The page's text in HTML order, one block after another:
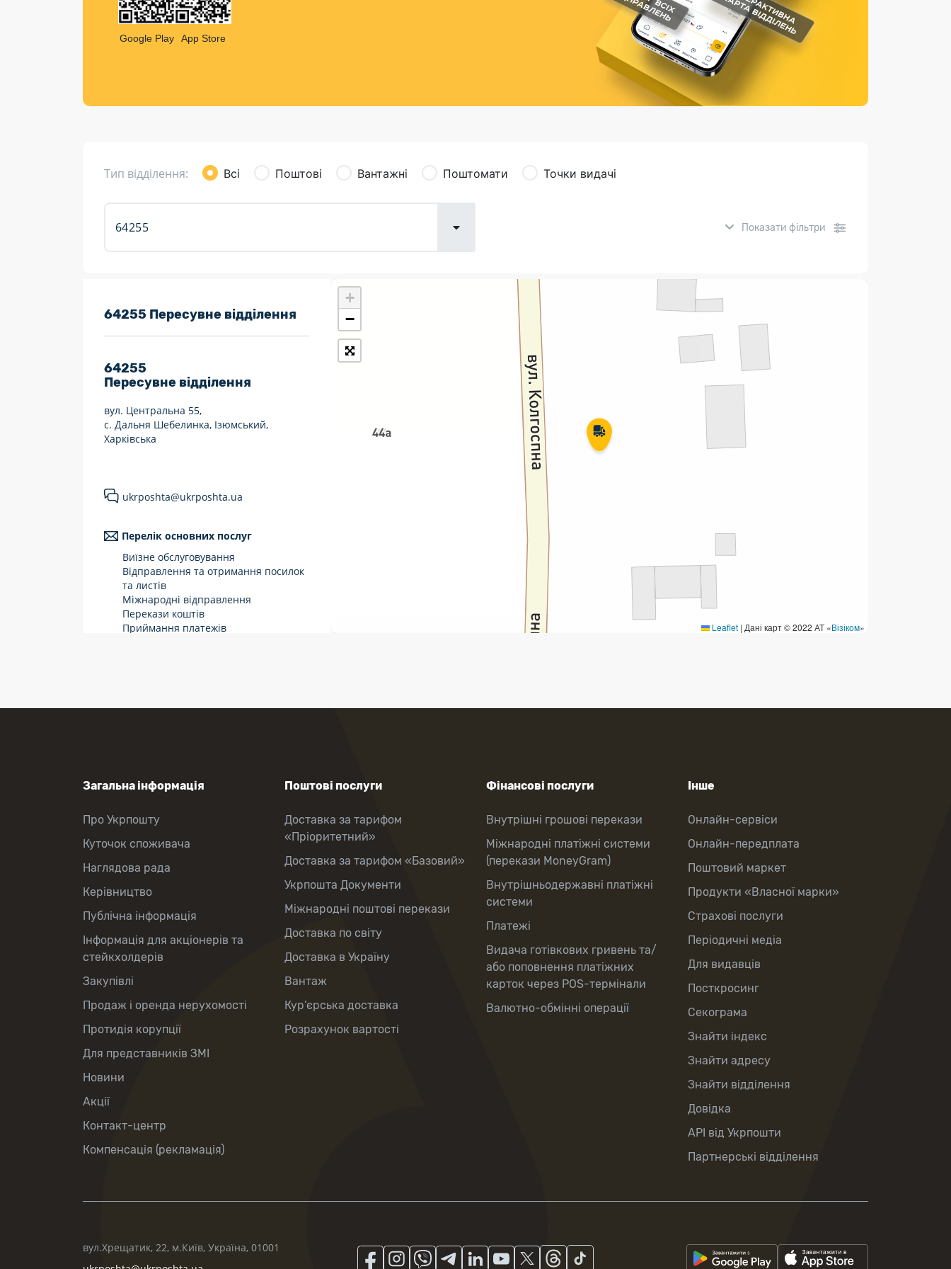
Листи та листівки
Кур’єрська доставка
Страхові послуги
Каталог «Укрпошта Маркет»
Google Play App Store
Тип відділення: Всі Поштові Вантажні Поштомати Точки видачі
Показати фільтри
7 днів на тиждень
Працюють після 19:00
Працюють у вихідні
Укрпошта Стандарт/тариф «Базовий»
Прийом вантажів
Фінансові послуги:
Термінові перекази
64255 Пересувне відділення
64255
Пересувне відділення
вул. Центральна 55,
с. Дальня Шебелинка, Ізюмський,
Харківська
ukrposhta@ukrposhta.ua
Перелік основних послуг
Виїзне обслуговування
Відправлення та отримання посилок
та листів
Міжнародні відправлення
Перекази коштів
Приймання платежів
+
−
Leaflet | Дані карт © 2022 АТ «Візіком»
Загальна інформація
Про Укрпошту
Куточок споживача
Наглядова рада
Керівництво
Публічна інформація
Інформація для акціонерів та
стейкхолдерів
Закупівлі
Продаж і оренда нерухомості
Протидія корупції
Для представників ЗМІ
Новини
Акції
Контакт-центр
Компенсація (рекламація)
Поштові послуги
Доставка за тарифом
«Пріоритетний»
Доставка за тарифом «Базовий»
Укрпошта Документи
Міжнародні поштові перекази
Доставка по світу
Доставка в Україну
Вантаж
Кур’єрська доставка
Розрахунок вартості
Фінансові послуги
Внутрішні грошові перекази
Міжнародні платіжні системи
(перекази MoneyGram)
Внутрішньодержавні платіжні
системи
Платежі
Видача готівкових гривень та/
або поповнення платіжних
карток через POS-термінали
Валютно-обмінні операції
Інше
Онлайн-сервіси
Онлайн-передплата
Поштовий маркет
Продукти «Власної марки»
Страхові послуги
Періодичні медіа
Для видавців
Посткросинг
Секограма
Знайти індекс
Знайти адресу
Знайти відділення
Довідка
API від Укрпошти
Партнерські відділення
вул.Хрещатик, 22, м.Київ, Україна, 01001